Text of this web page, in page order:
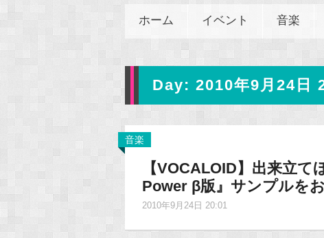
ホーム イベント 音楽
Day: 2010年9月24日
音楽
【VOCALOID】出来立
Power β版』サンプルを
2010年9月24日 20:01